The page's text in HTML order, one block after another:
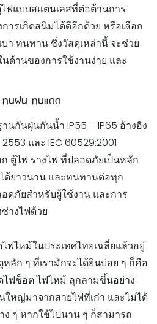
ฟแบบสแตนเลสที่ต่อต้านการ
ารเกิดสนิมได้ดีอีกด้วย หรือเลือก
า ทนทาน ซึ่งวัสดุเหล่านี้ จะช่วย
ด้านของการใช้งานง่าย และ
ทนฝน ทนแดด
นกันฝุ่นกันน้ำ IP55 – IP65 อ้างอิง
และ IEC 60529:2001
ตู้ไฟ รางไฟ ที่ปลอดภัยเป็นหลัก
ด้ยาวนาน และทนทานต่อทุก
ดภัยสำหรับผู้ใช้งาน และการ
างไฟด้วย
ฟไหม้ในประเทศไทยเฉลี่ยแล้วอยู่
หลัก ๆ ที่เรามักจะได้ยินบ่อย ๆ ก็คือ
ไฟช็อต ไฟไหม้ ลุกลามขึ้นอย่าง
ใหญ่มาจากสายไฟที่เก่า และไม่ได้
ๆ หากใช้ไปนาน ๆ ก็สามารถ